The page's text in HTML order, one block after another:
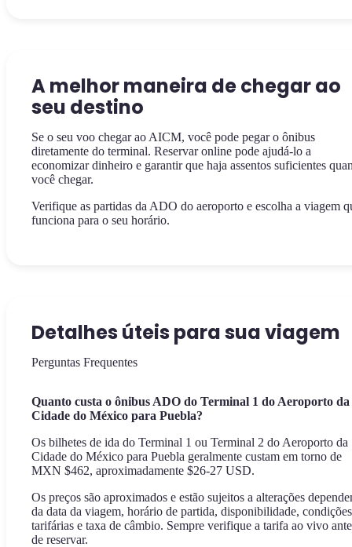
A melhor maneira de chegar ao
seu destino
Se o seu voo chegar ao AICM, você pode pegar o ônibus
diretamente do terminal. Reservar online pode ajudá-lo a
economizar dinheiro e garantir que haja assentos suficientes
você chegar.
Verifique as partidas da ADO do aeroporto e escolha a viagem
funciona para o seu horário.
Detalhes úteis para sua viagem
Perguntas Frequentes
Quanto custa o ônibus ADO do Terminal 1 do Aeroporto da
Cidade do México para Puebla?
Os bilhetes de ida do Terminal 1 ou Terminal 2 do Aeroporto da
Cidade do México para Puebla geralmente custam em torno de
MXN $462, aproximadamente $26-27 USD.
Os preços são aproximados e estão sujeitos a alterações
da data da viagem, horário de partida, disponibilidade, condições
tarifárias e taxa de câmbio. Sempre verifique a tarifa ao vivo
de reservar.